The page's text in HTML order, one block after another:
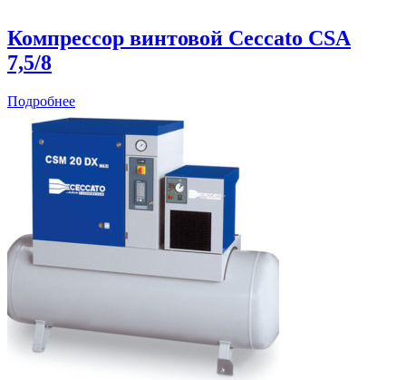
Компрессор винтовой Ceccato CSА
7,5/8
Подробнее